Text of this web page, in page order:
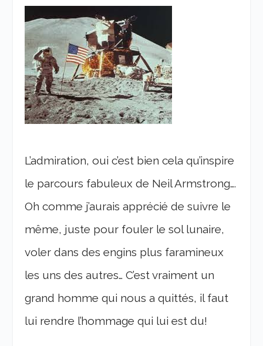
L’admiration, oui c’est bien cela qu’inspire
le parcours fabuleux de Neil Armstrong….
Oh comme j’aurais apprécié de suivre le
même, juste pour fouler le sol lunaire,
voler dans des engins plus faramineux
les uns des autres… C’est vraiment un
grand homme qui nous a quittés, il faut
lui rendre l’hommage qui lui est du!